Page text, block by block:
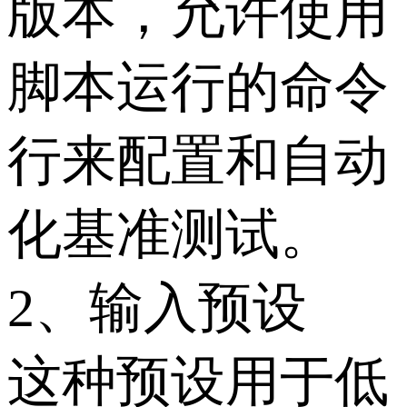
版本，允许使用
脚本运行的命令
行来配置和自动
化基准测试。
2、输入预设
这种预设用于低